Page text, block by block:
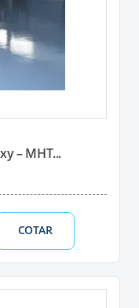
– MHT...
COTAR